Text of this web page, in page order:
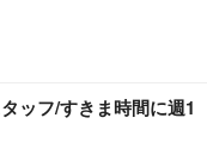
ッフ/すきま時間に週1